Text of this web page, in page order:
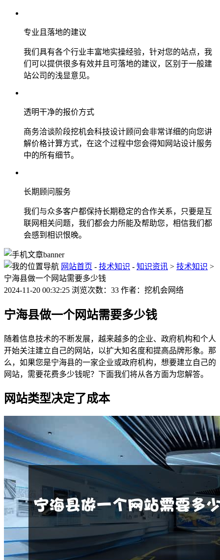
专业且落地的建议
我们具有各个行业丰富地实操经验，针对您的站点，我
们可以提供很多有效并且可落地的建议，区别于一般建
站公司的浅显意见。
透明干净的报价方式
商务洽谈阶段挖机会科技设计顾问会非常详细的向您讲
解价格计算方式，在这个过程中您会得知网站设计服务
中的所有细节。
长期顾问服务
我们与众多客户都保持长期稳定的合作关系，只要是互
联网相关问题，我们都会力所能及帮助您，相信我们都
会感到相识恨晚。
网站首页 - 技术知识 - 知识资讯 > 技术知识 >
宁海县做一个网站需要多少钱
2024-11-20 00:32:25 浏览次数：33 作者：挖机会网络
宁海县做一个网站需要多少钱
随着信息技术的不断发展，越来越多的企业、政府机构和个人
开始关注建立自己的网站，以扩大知名度和提高品牌形象。那
么，如果您是宁海县的一家企业或政府机构，想要建立自己的
网站，需要花费多少钱呢？下面我们将从各方面为您解答。
网站类型决定了成本